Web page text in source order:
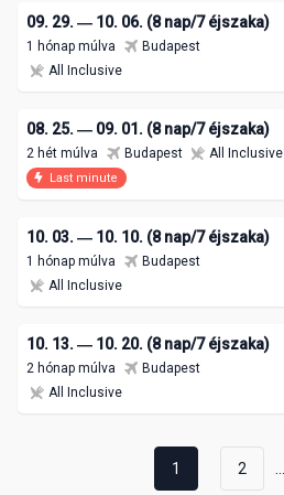
09. 29. ― 10. 06. (8 nap/7 éjszaka)
1 hónap múlva
Budapest
All Inclusive
08. 25. ― 09. 01. (8 nap/7 éjszaka)
2 hét múlva Budapest All Inclusive
Last minute
10. 03. ― 10. 10. (8 nap/7 éjszaka)
1 hónap múlva
Budapest
All Inclusive
10. 13. ― 10. 20. (8 nap/7 éjszaka)
2 hónap múlva
Budapest
All Inclusive
1 2